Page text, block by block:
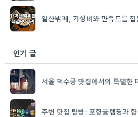
일산뷔페, 가성비와 만족도를 잡
인기 글
서울 덕수궁 맛집에서의 특별한
주변 맛집 탐방: 포항글램핑과